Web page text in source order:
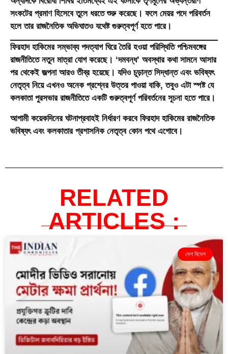
সংকটের প্রমাণ হিসেবে তুলে ধরতে শুরু করেছে। ফলে মেয়র পদে পরিবর্তন
হলে তার রাজনৈতিক অভিঘাতও যথেষ্ট গুরুত্বপূর্ণ হতে পারে।
ফিরহাদ হাকিমের সম্ভাব্য পদত্যাগ ঘিরে তৈরি হওয়া পরিস্থিতি পশ্চিমবঙ্গের
রাজনীতিতে নতুন মাত্রা যোগ করেছে। ‘দমবন্ধ’ অবস্থার কথা সামনে আসার
পর থেকেই জল্পনা আরও তীব্র হয়েছে। যদিও চূড়ান্ত সিদ্ধান্ত এবং ভবিষ্যৎ
নেতৃত্ব নিয়ে এখনও অনেক প্রশ্নের উত্তর পাওয়া বাকি, তবুও এটা স্পষ্ট যে
কলকাতা পুরসভার রাজনীতিতে একটি গুরুত্বপূর্ণ পরিবর্তনের সূচনা হতে পারে।
আগামী কয়েকদিনের ঘটনাপ্রবাহই নির্ধারণ করবে ফিরহাদ হাকিমের রাজনৈতিক
ভবিষ্যৎ এবং কলকাতার প্রশাসনিক নেতৃত্ব কোন পথে এগোবে।
RELATED
ARTICLES :
দেশ বিদেশ